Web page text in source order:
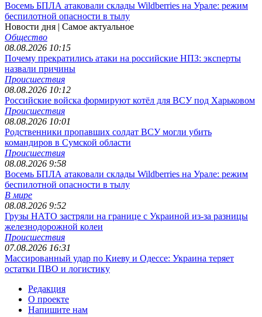
Восемь БПЛА атаковали склады Wildberries на Урале: режим
беспилотной опасности в тылу
Новости дня | Самое актуальное
Общество
08.08.2026 10:15
Почему прекратились атаки на российские НПЗ: эксперты
назвали причины
Происшествия
08.08.2026 10:12
Российские войска формируют котёл для ВСУ под Харьковом
Происшествия
08.08.2026 10:01
Родственники пропавших солдат ВСУ могли убить
командиров в Сумской области
Происшествия
08.08.2026 9:58
Восемь БПЛА атаковали склады Wildberries на Урале: режим
беспилотной опасности в тылу
В мире
08.08.2026 9:52
Грузы НАТО застряли на границе с Украиной из-за разницы
железнодорожной колеи
Происшествия
07.08.2026 16:31
Массированный удар по Киеву и Одессе: Украина теряет
остатки ПВО и логистику
Редакция
О проекте
Напишите нам